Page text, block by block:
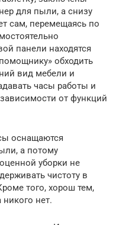
для пыли, а снизу
сам, перемещаясь по
панели находятся
обходить
вид мебели и
часы работы и
от функций
оснащаются
а потому
уборки не
чистоту в
того, хорош тем,
нет.